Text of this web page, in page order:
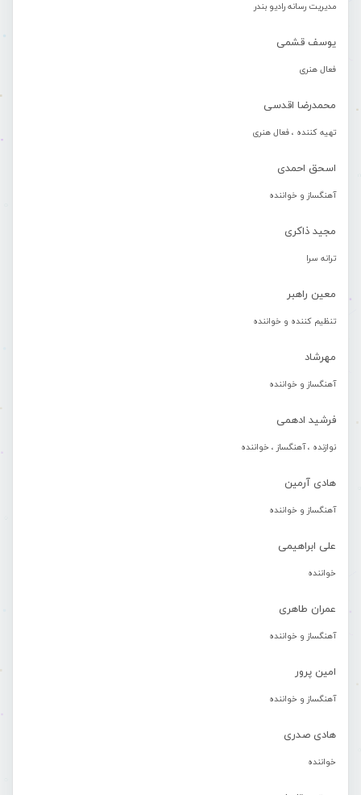
مدیریت رسانه رادیو بندر
یوسف قشمی
فعال هنری
محمدرضا اقدسی
تهیه کننده ، فعال هنری
اسحق احمدی
آهنگساز و خواننده
مجید ذاکری
ترانه سرا
معین راهبر
تنظیم کننده و خواننده
مهرشاد
آهنگساز و خواننده
فرشید ادهمی
نوازنده ، آهنگساز ، خواننده
هادی آرمین
آهنگساز و خواننده
علی ابراهیمی
خواننده
عمران طاهری
آهنگساز و خواننده
امین پرور
آهنگساز و خواننده
هادی صدری
خواننده